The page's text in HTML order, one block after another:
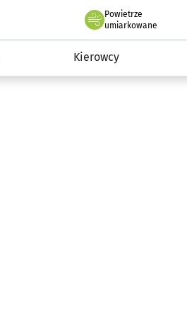
Powietrze
we Wrocławiu
umiarkowane
Kierowcy